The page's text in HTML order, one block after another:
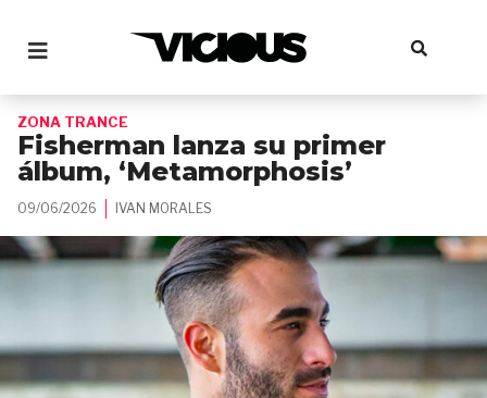
ZONA TRANCE
Fisherman lanza su primer
álbum, ‘Metamorphosis’
09/06/2026 IVAN MORALES